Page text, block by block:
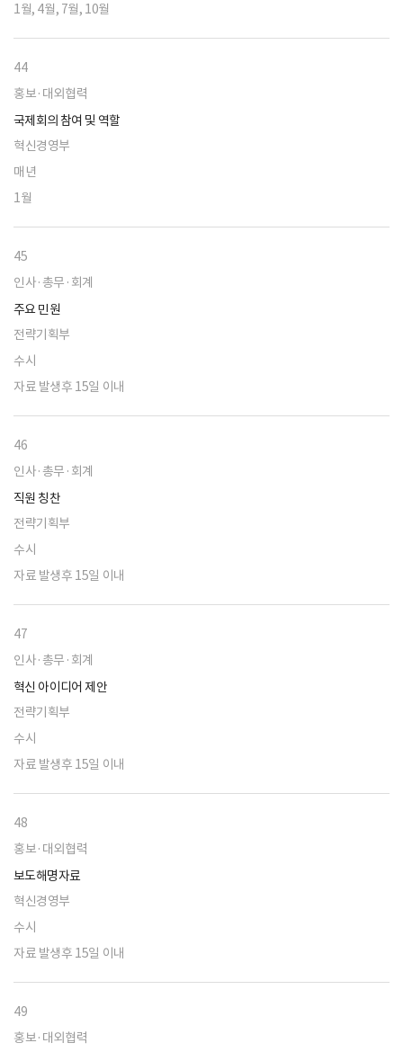
1월, 4월, 7월, 10월
44
홍보·대외협력
국제회의 참여 및 역할
혁신경영부
매년
1월
45
인사·총무·회계
주요 민원
전략기획부
수시
자료 발생후 15일 이내
46
인사·총무·회계
직원 칭찬
전략기획부
수시
자료 발생후 15일 이내
47
인사·총무·회계
혁신 아이디어 제안
전략기획부
수시
자료 발생후 15일 이내
48
홍보·대외협력
보도해명자료
혁신경영부
수시
자료 발생후 15일 이내
49
홍보·대외협력